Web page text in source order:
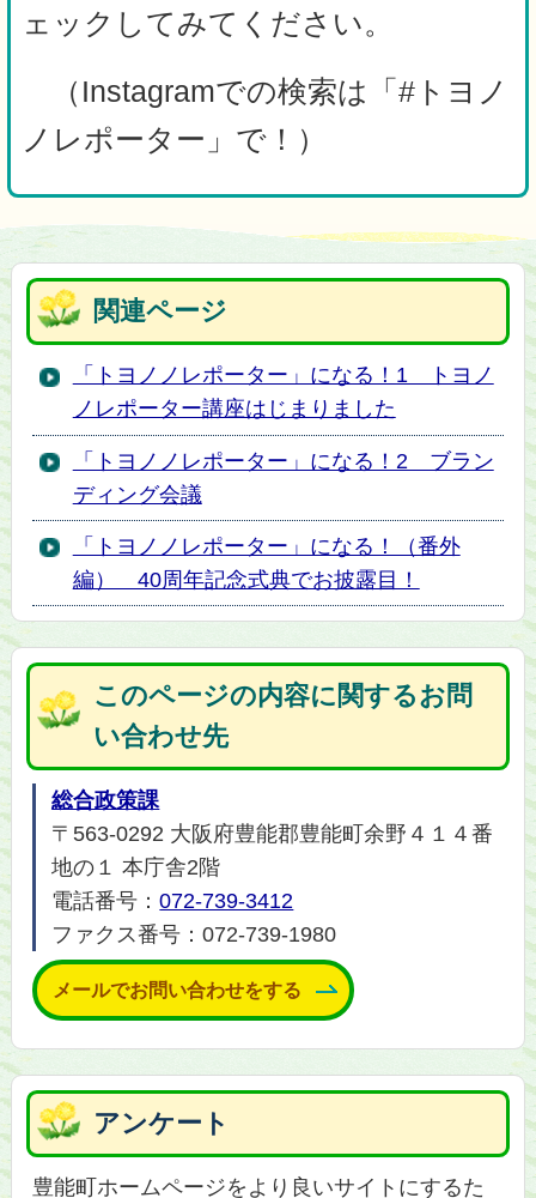
ェックしてみてください。
（Instagramでの検索は「#トヨノ
ノレポーター」で！）
関連ページ
「トヨノノレポーター」になる！1 トヨノ
ノレポーター講座はじまりました
「トヨノノレポーター」になる！2 ブラン
ディング会議
「トヨノノレポーター」になる！（番外
編） 40周年記念式典でお披露目！
このページの内容に関するお問
い合わせ先
総合政策課
〒563-0292 大阪府豊能郡豊能町余野４１４番
地の１ 本庁舎2階
電話番号：072-739-3412
ファクス番号：072-739-1980
メールでお問い合わせをする
アンケート
豊能町ホームページをより良いサイトにするた